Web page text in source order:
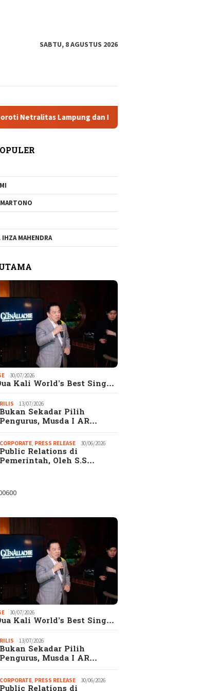
SABTU, 8 AGUSTUS 2026
Lampung dan Dugaan Pelanggaran AD/ART
Alasan
Memilih
Pacaran
EKSEKUTIF.com
Digital
IHZA MAHENDRA
30/07/2026
Kali World’s Best Sing…
RILIS 13/07/2026
Bukan Sekadar Pilih
Pengurus, Musda I AR…
CORPORATE PRESS RELEASE 30/06/2026
Public Relations di
Pemerintah, Oleh S.S…
30/07/2026
Kali World’s Best Sing…
RILIS 13/07/2026
Bukan Sekadar Pilih
Pengurus, Musda I AR…
CORPORATE PRESS RELEASE 30/06/2026